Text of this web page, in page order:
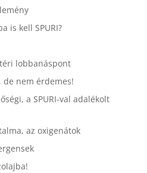
is kell SPURI?
lobbanáspont
nem érdemes!
a SPURI-val adalékolt
az oxigenátok